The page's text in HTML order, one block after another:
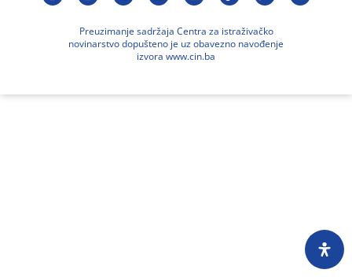
Preuzimanje sadržaja Centra za istraživačko
novinarstvo dopušteno je uz obavezno navođenje
izvora www.cin.ba